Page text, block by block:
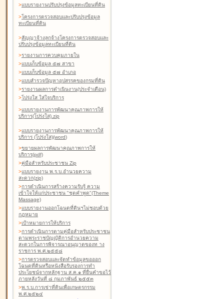
>แบบรายงานปรับปรุงข้อมูลทะเบียนที่ดิน
>โครงการตรวจสอบและปรับปรุงข้อมูล
ทะเบียนที่ดิน
>สัญญาจ้างลูกจ้างโครงการตรวจสอบและ
ปรับปรุงข้อมูลทะเบียนที่ดิน
>รายงานการควบคุมภายใน
>แบบเก็บข้อมูล ๕๗ สาขา
>แบบเก็บข้อมูล ๕๗ อำเภอ
>แบบสำรวจปัญหาอุปสรรคของกรมที่ดิน
>รายงานผลการดำเนินงาน(ประจำเดือน)
>โปร่งใส ใส่ใจบริการ
>แบบรายงานการพัฒนาคุณภาพการให้
บริการ(โปร่งใส).zip
>แบบรายงานการพัฒนาคุณภาพการให้
บริการ (โปร่งใส)(word)
>ขยายผลการพัฒนาคุณภาพการให้
บริการ(pdf)
>คู่มือสำหรับประชาชน Zip
>แบบรายงาน พ.ร.บ.อำนวยความ
สะดวก(zip)
>การดำเนินการสร้างความรับรู้ ความ
เข้าใจให้แก่ประชาชน "ชุดคำพูด"(Theme
Massage)
>แบบรายงานออกโฉนดที่ดินฯไม่ชอบด้วย
กฎหมาย
>เป้าหมายการให้บริการ
>การดำเนินการตามคู่มือสำหรับประชาชน
ตามพระราชบัญญัติการอำนวยความ
สะดวกในการพิจารณาอนุญาตของท าง
ราชการ พ.ศ.๒๕๕๘
>การตรวจสอบและจัดทำข้อมูลขอออก
โฉนดที่ดินหรือหนังสือรับรองการทำ
ประโยชน์จากหลักฐาน ส.ค.๑ ที่ยื่นคำขอไว้
ภายหลังวันที่ ๘ กุมภาพันธ์ ๒๕๕๓
>พ.ร.บ.การเช่าที่ดินเพื่อเกษตรกรรม
พ.ศ.๒๕๒๔